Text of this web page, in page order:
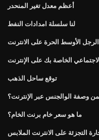
أعظم معدل تغير المنحدر
لنا سلسلة امدادات النفط
الرجل الأوسط الحرة على الانترنت
الخاصة بك على الإنترنت
توقع ساحل الذهب
وصفة الوالجنس عبر الإنترنت؟
ما هو سعر خام برنت الخام؟
التجزئة على الانترنت الملابس